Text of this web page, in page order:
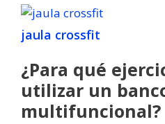
jaula crossfit
¿Para qué
utilizar un
multifuncional?